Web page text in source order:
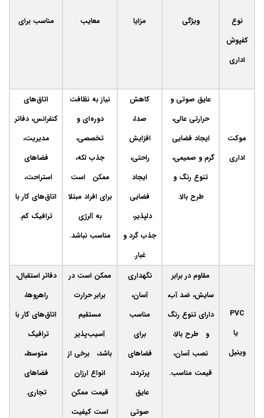
نوع
کفپوش
اداری
ویژگی مزایا معایب مناسب برای
موکت
اداری
عایق صوتی و
حرارتی عالی،
ایجاد فضایی
گرم و صمیمی،
تنوع رنگ و
طرح بالا.
کاهش
صدا،
افزایش
راحتی،
ایجاد
فضایی
دلپذیر،
جذب گرد و
غبار.
نیاز به نظافت
دوره‌ای و
تخصصی،
جذب لکه،
ممکن است
برای افراد مبتلا
به آلرژی
مناسب نباشد.
اتاق‌های
کنفرانس، دفاتر
مدیریت،
فضاهای
استراحت،
اتاق‌های کار با
ترافیک کم.
PVC
یا
وینیل
مقاوم در برابر
سایش، ضد آب،
دارای تنوع رنگ
و طرح بالا،
نصب آسان،
قیمت مناسب.
نگهداری
آسان،
مناسب
برای
فضاهای
پرتردد،
عایق
صوتی
ممکن است در
برابر حرارت
مستقیم
آسیب‌پذیر
باشد، برخی از
انواع ارزان
قیمت ممکن
است کیفیت
دفاتر استقبال،
راهروها،
اتاق‌های کار با
ترافیک
متوسط،
فضاهای
تجاری.